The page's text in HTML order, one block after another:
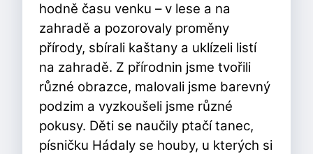
hodně času venku – v lese a na
zahradě a pozorovaly proměny
přírody, sbírali kaštany a uklízeli listí
na zahradě. Z přírodnin jsme tvořili
různé obrazce, malovali jsme barevný
podzim a vyzkoušeli jsme různé
pokusy. Děti se naučily ptačí tanec,
písničku Hádaly se houby, u kterých si